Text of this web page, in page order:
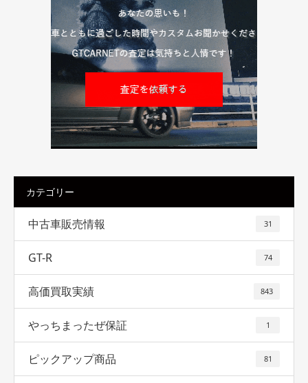
カテゴリー
中古車販売情報 31
GT-R 74
高価買取実績 843
やっちまったぜ保証 1
ピックアップ商品 81